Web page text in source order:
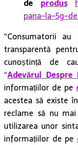
de produs
pana-la-5g-
“Consumatorii
transparentă
cunoștință de
“Adevărul Despre
informațiilor de pe
acestea să existe
reclame să nu
utilizarea unor
informațiilor de pe